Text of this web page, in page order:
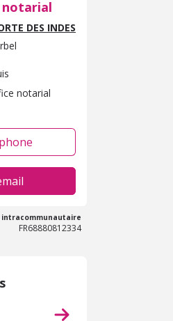
DES INDES
notarial
intracommunautaire
FR68880812334